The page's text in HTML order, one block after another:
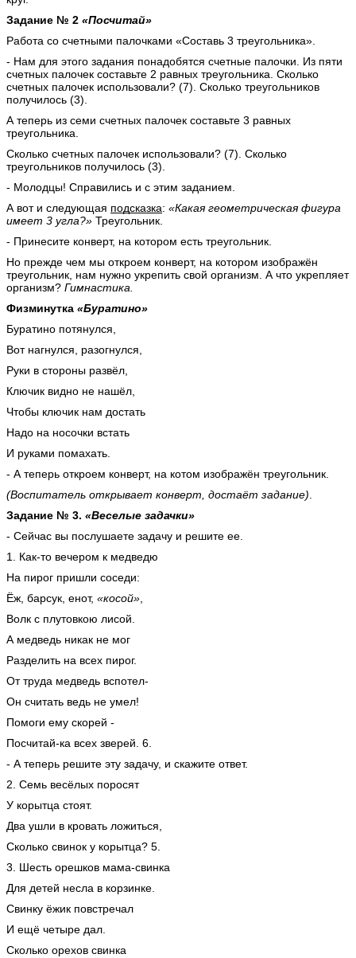
Задание № 2 «Посчитай»
Работа со счетными палочками «Составь 3 треугольника».
- Нам для этого задания понадобятся счетные палочки. Из пяти
счетных палочек составьте 2 равных треугольника. Сколько
счетных палочек использовали? (7). Сколько треугольников
получилось (3).
А теперь из семи счетных палочек составьте 3 равных
треугольника.
Сколько счетных палочек использовали? (7). Сколько
треугольников получилось (3).
- Молодцы! Справились и с этим заданием.
А вот и следующая подсказка: «Какая геометрическая фигура
имеет 3 угла?» Треугольник.
- Принесите конверт, на котором есть треугольник.
Но прежде чем мы откроем конверт, на котором изображён
треугольник, нам нужно укрепить свой организм. А что укрепляет
организм? Гимнастика.
Физминутка «Буратино»
Буратино потянулся,
Вот нагнулся, разогнулся,
Руки в стороны развёл,
Ключик видно не нашёл,
Чтобы ключик нам достать
Надо на носочки встать
И руками помахать.
- А теперь откроем конверт, на котом изображён треугольник.
(Воспитатель открывает конверт, достаёт задание)
Задание № 3. «Веселые задачки»
- Сейчас вы послушаете задачу и решите ее.
1. Как-то вечером к медведю
На пирог пришли соседи:
Ёж, барсук, енот, «косой»
Волк с плутовкою лисой.
А медведь никак не мог
Разделить на всех пирог.
От труда медведь вспотел-
Он считать ведь не умел!
Помоги ему скорей -
Посчитай-ка всех зверей. 6.
- А теперь решите эту задачу, и скажите ответ.
2. Семь весёлых поросят
У корытца стоят.
Два ушли в кровать ложиться,
Сколько свинок у корытца? 5.
3. Шесть орешков мама-свинка
Для детей несла в корзинке.
Свинку ёжик повстречал
И ещё четыре дал.
Сколько орехов свинка